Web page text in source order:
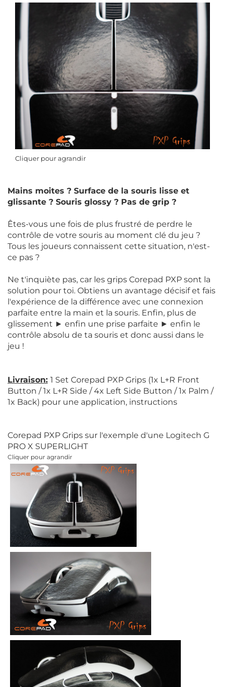
Cliquer pour agrandir
Mains moites ? Surface de la souris lisse et
glissante ? Souris glossy ? Pas de grip ?
Êtes-vous une fois de plus frustré de perdre le
contrôle de votre souris au moment clé du jeu ?
Tous les joueurs connaissent cette situation, n'est-
ce pas ?
Ne t'inquiète pas, car les grips Corepad PXP sont la
solution pour toi. Obtiens un avantage décisif et fais
l'expérience de la différence avec une connexion
parfaite entre la main et la souris. Enfin, plus de
glissement ► enfin une prise parfaite ► enfin le
contrôle absolu de ta souris et donc aussi dans le
jeu !
Livraison: 1 Set Corepad PXP Grips (1x L+R Front
Button / 1x L+R Side / 4x Left Side Button / 1x Palm /
1x Back) pour une application, instructions
Corepad PXP Grips sur l'exemple d'une Logitech G
PRO X SUPERLIGHT
Cliquer pour agrandir